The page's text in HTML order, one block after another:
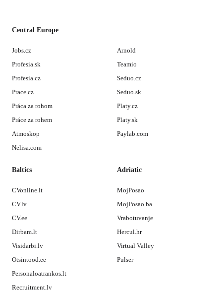
Central Europe
Jobs.cz
Profesia.sk
Profesia.cz
Prace.cz
Práca za rohom
Práce za rohem
Atmoskop
Nelisa.com
Arnold
Teamio
Seduo.cz
Seduo.sk
Platy.cz
Platy.sk
Paylab.com
Baltics
CVonline.lt
CV.lv
CV.ee
Dirbam.lt
Visidarbi.lv
Otsintood.ee
Personaloatrankos.lt
Recruitment.lv
Adriatic
MojPosao
MojPosao.ba
Vrabotuvanje
Hercul.hr
Virtual Valley
Pulser